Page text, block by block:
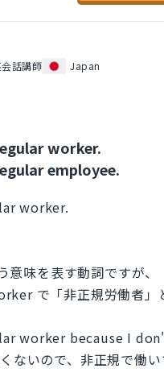
話講師
Japan
worker.
employee.
worker.
味を表す動詞ですが、
で「非正規労働者」
worker because I
ないので、非正規で働い